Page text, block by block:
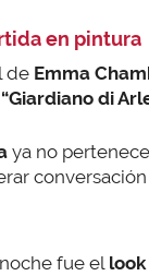
en pintura
de Emma
di
ya no
fue el